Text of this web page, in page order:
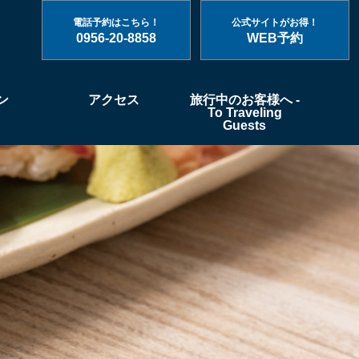
電話予約はこちら！
0956-20-8858
公式サイトがお得！
WEB予約
アクセス
旅行中のお客様へ -
To Traveling
Guests